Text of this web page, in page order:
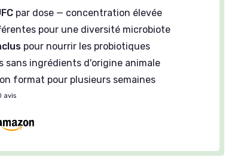
par dose — concentration élevée
pour une diversité microbiote
pour nourrir les probiotiques
sans ingrédients d'origine animale
format pour plusieurs semaines
avis